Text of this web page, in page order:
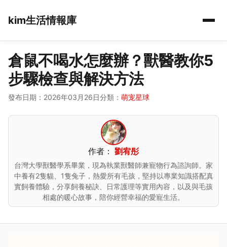
kim生活情報庫
倉鼠不喝水怎麼辦？獸醫教你5
步驟檢查與解決方法
發布日期：2026年03月26日分類： 萌宠星球
作者： 劉宥彤
台灣大學獸醫學系畢業，現為執業獸醫師兼寵物行為諮詢師。家
中養有2隻貓、1隻兔子，熱愛所有毛孩，堅持以專業知識搭配真
實飼養體驗，分享飼養秘訣、日常護理等實用內容，以及與毛孩
相處的暖心故事，陪你經營幸福的愛寵生活。